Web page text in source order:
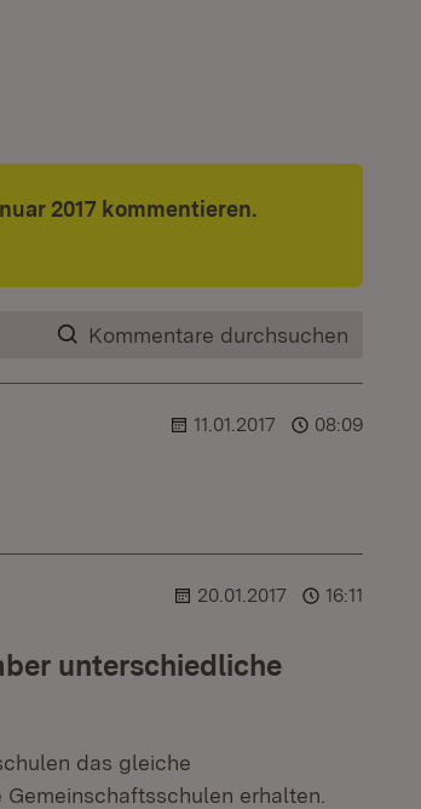
2017 kommentieren.
Kommentare durchsuchen
11.01.2017 08:09
20.01.2017 16:11
unterschiedliche
das gleiche
erhalten.